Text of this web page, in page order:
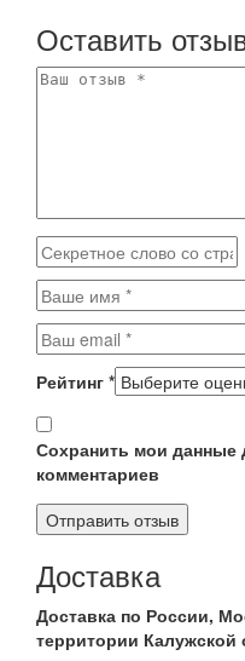
Оставить
Рейтинг *
Сохранить мои
комментариев
Доставка
Доставка по России,
территории Калужской